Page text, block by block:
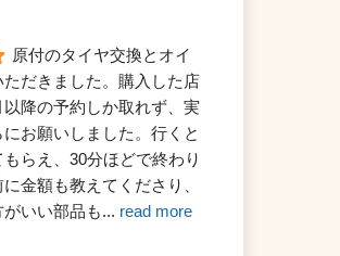
原付のタイヤ交換とオイ
だきました。購入した店
降の予約しか取れず、実
お願いしました。行くと
らえ、30分ほどで終わり
金額も教えてくださり、
いい部品も... read more